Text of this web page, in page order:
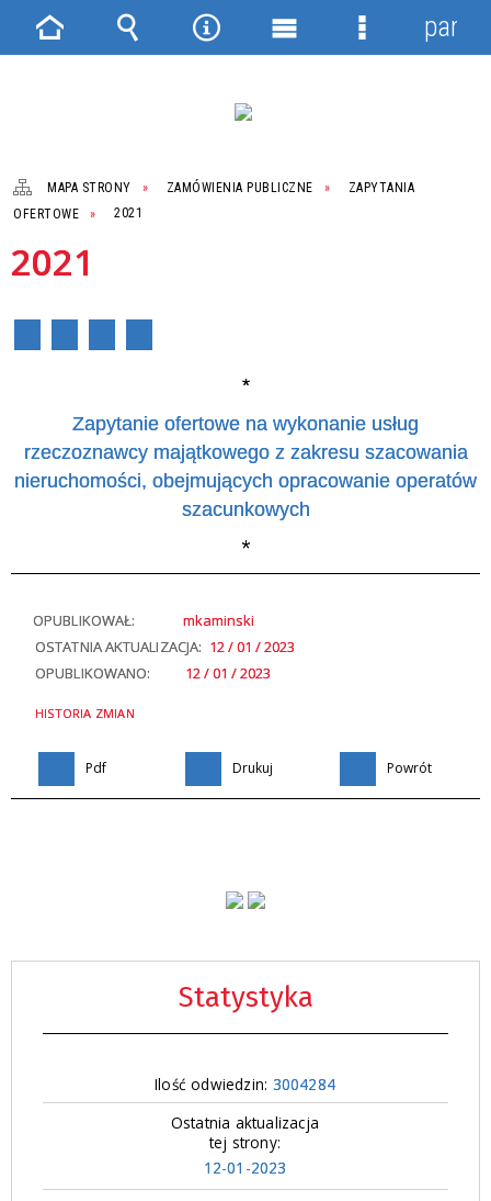
Statystyka
Ilość odwiedzin: 3004284
Ostatnia aktualizacja
tej strony:
12-01-2023
MAPA STRONY ZAMÓWIENIA PUBLICZNE
ZAPYTANIA
OFERTOWE
2021
2021
*
Zapytanie ofertowe na wykonanie usług
rzeczoznawcy majątkowego z zakresu szacowania
nieruchomości, obejmujących opracowanie operatów
szacunkowych
*
OPUBLIKOWAŁ:
mkaminski
OSTATNIA AKTUALIZACJA: 12 / 01 / 2023
OPUBLIKOWANO:
12 / 01 / 2023
HISTORIA ZMIAN
Pdf Drukuj Powrót
Strona Wyszukiwarka
NarzędziaMenu
Menu
panel